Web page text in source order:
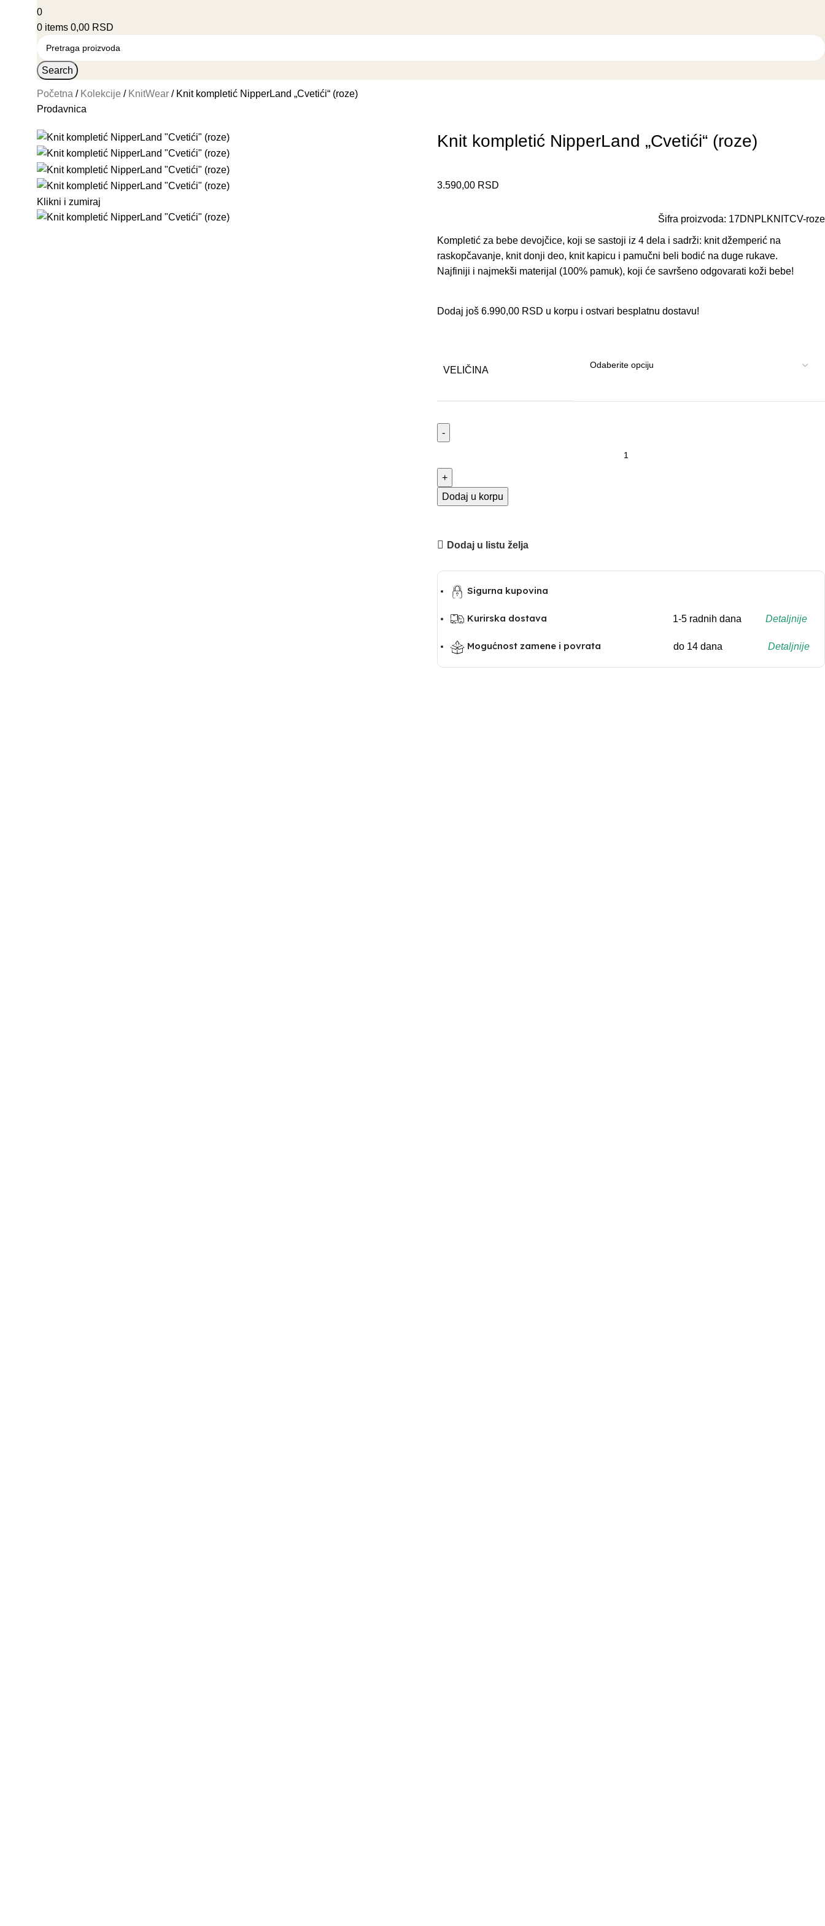
0
0 items 0,00 RSD
Search
Početna Kolekcije KnitWear
Knit kompletić NipperLand „Cvetići“ (roze)
Prodavnica
Klikni i zumiraj
Knit kompletić NipperLand „Cvetići“ (roze)
3.590,00 RSD
Šifra proizvoda: 17DNPLKNITCV-roze
Kompletić za bebe devojčice, koji se sastoji iz 4 dela i sadrži: knit džemperić na
raskopčavanje, knit donji deo, knit kapicu i pamučni beli bodić na duge rukave.
Najfiniji i najmekši materijal (100% pamuk), koji će savršeno odgovarati koži bebe!
Dodaj još 6.990,00 RSD u korpu i ostvari besplatnu dostavu!
VELIČINA
Dodaj u korpu
Dodaj u listu želja
Sigurna kupovina
Kurirska dostava 1-5 radnih dana Detaljnije
Mogućnost zamene i povrata do 14 dana Detaljnije